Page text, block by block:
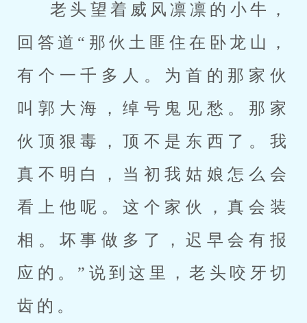
老头望着威风凛凛的小牛，
回答道“那伙土匪住在卧龙山，
有个一千多人。为首的那家伙
叫郭大海，绰号鬼见愁。那家
伙顶狠毒，顶不是东西了。我
真不明白，当初我姑娘怎么会
看上他呢。这个家伙，真会装
相。坏事做多了，迟早会有报
应的。”说到这里，老头咬牙切
齿的。